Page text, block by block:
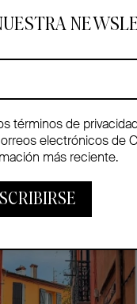
términos de
electrónicos de
más reciente.